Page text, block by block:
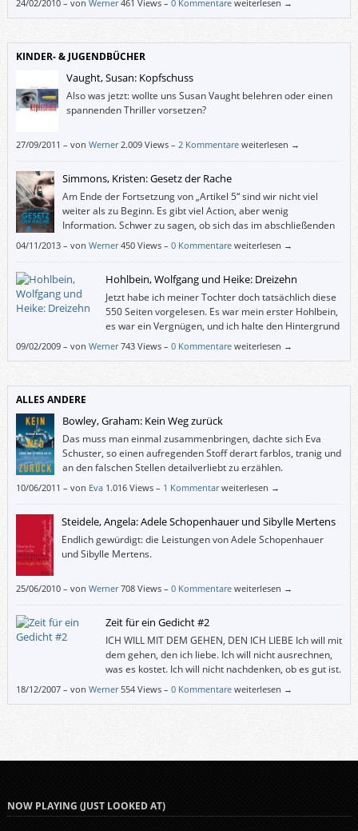
24/02/2010– von Werner 461 Views – 0 Kommentare weiterlesen →
KINDER- & JUGENDBÜCHER
Vaught, Susan: Kopfschuss
Also was jetzt: wollte uns Susan Vaught belehren oder einen
spannenden Thriller vorsetzen?
27/09/2011 – von Werner 2.009 Views – 2 Kommentare weiterlesen →
Simmons, Kristen: Gesetz der Rache
Am Ende der Fortsetzung von „Artikel 5“ sind wir nicht viel
weiter als zu Beginn. Es gibt viel Action, aber wenig
Information. Schwer zu sagen, ob sich das im abschließenden
Band der Ember-Trilogie ändern wird. Leider hat mich „Gesetz
04/11/2013– von Werner 450 Views – 0 Kommentare weiterlesen →
Hohlbein, Wolfgang und Heike: Dreizehn
Jetzt habe ich meiner Tochter doch tatsächlich diese
550 Seiten vorgelesen. Es war mein erster Hohlbein,
es war ein Vergnügen, und ich halte den Hintergrund
von „Dreizehn“ für plausibler als den von Stephen
09/02/2009– von Werner 743 Views – 0 Kommentare weiterlesen →
ALLES ANDERE
Bowley, Graham: Kein Weg zurück
Das muss man einmal zusammenbringen, dachte sich Eva
Schuster, so einen aufregenden Stoff derart farblos, tranig und
an den falschen Stellen detailverliebt zu erzählen.
10/06/2011 – von Eva 1.016 Views – 1 Kommentar weiterlesen →
Steidele, Angela: Adele Schopenhauer und Sibylle Mertens
Endlich gewürdigt: die Leistungen von Adele Schopenhauer
und Sibylle Mertens.
25/06/2010– von Werner 708 Views – 0 Kommentare weiterlesen →
Zeit für ein Gedicht #2
ICH WILL MIT DEM GEHEN, DEN ICH LIEBE Ich will mit
dem gehen, den ich liebe. Ich will nicht ausrechnen,
was es kostet. Ich will nicht nachdenken, ob es gut ist.
Ich will nicht wissen, ob er mich liebt. Ich will mit ihm
18/12/2007– von Werner 554 Views – 0 Kommentare weiterlesen →
NOW PLAYING (JUST LOOKED AT)